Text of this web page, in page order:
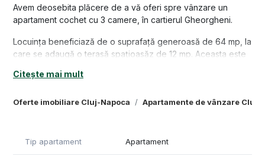
Oferte imobiliare Cluj-Napoca Apartamente de vânzare Cluj-
Avem deosebita plăcere de a vă oferi spre vânzare un
apartament cochet cu 3 camere, în cartierul Gheorgheni.
Locuința beneficiază de o suprafață generoasă de 64 mp, la
care se adaugă o terasă spațioasăz de 12 mp. Aceasta este
Compartimentarea este realizată semidecomendat, astfel: 1
2 dormitoare, 1 baie, 1 terasă cu deschidere spre răsărit.
cu pozele prezentate în anunț! Aceasta se pretează ideal
Citește mai mult
Tip apartament Apartament